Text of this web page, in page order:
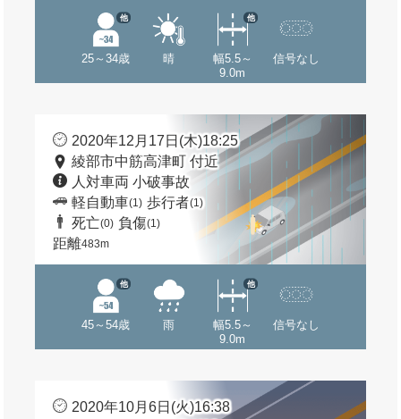
25～34歳
他
晴
幅5.5～
9.0m
他
信号なし
2020年12月17日(木)18:25
綾部市中筋高津町 付近
人対車両 小破事故
軽自動車(1) 歩行者(1)
死亡(0) 負傷(1)
距離483m
45～54歳
他
雨
幅5.5～
9.0m
他
信号なし
2020年10月6日(火)16:38